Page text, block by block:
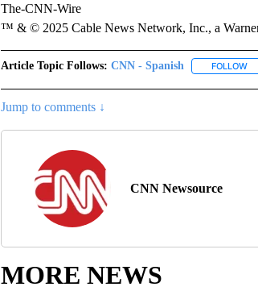
The-CNN-Wire
™ & © 2025 Cable News Network, Inc., a
Article Topic Follows: CNN - Spanish FOLLOW
Jump to comments ↓
CNN Newsource
MORE NEWS